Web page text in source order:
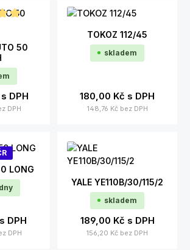
5 z 5 hvězd
50
s DPH
DPH
TOKOZ 112/45
skladem
180,00 Kč s DPH
148,76 Kč bez DPH
LONG
s DPH
DPH
YALE YE110B/30/115/2
skladem
189,00 Kč s DPH
156,20 Kč bez DPH